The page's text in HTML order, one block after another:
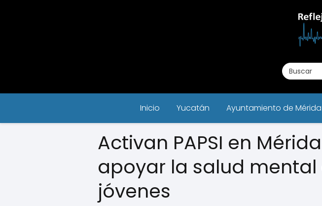
Inicio Yucatán Ayuntamiento de Mérida
Activan PAPSI en
apoyar la salud mental
jóvenes